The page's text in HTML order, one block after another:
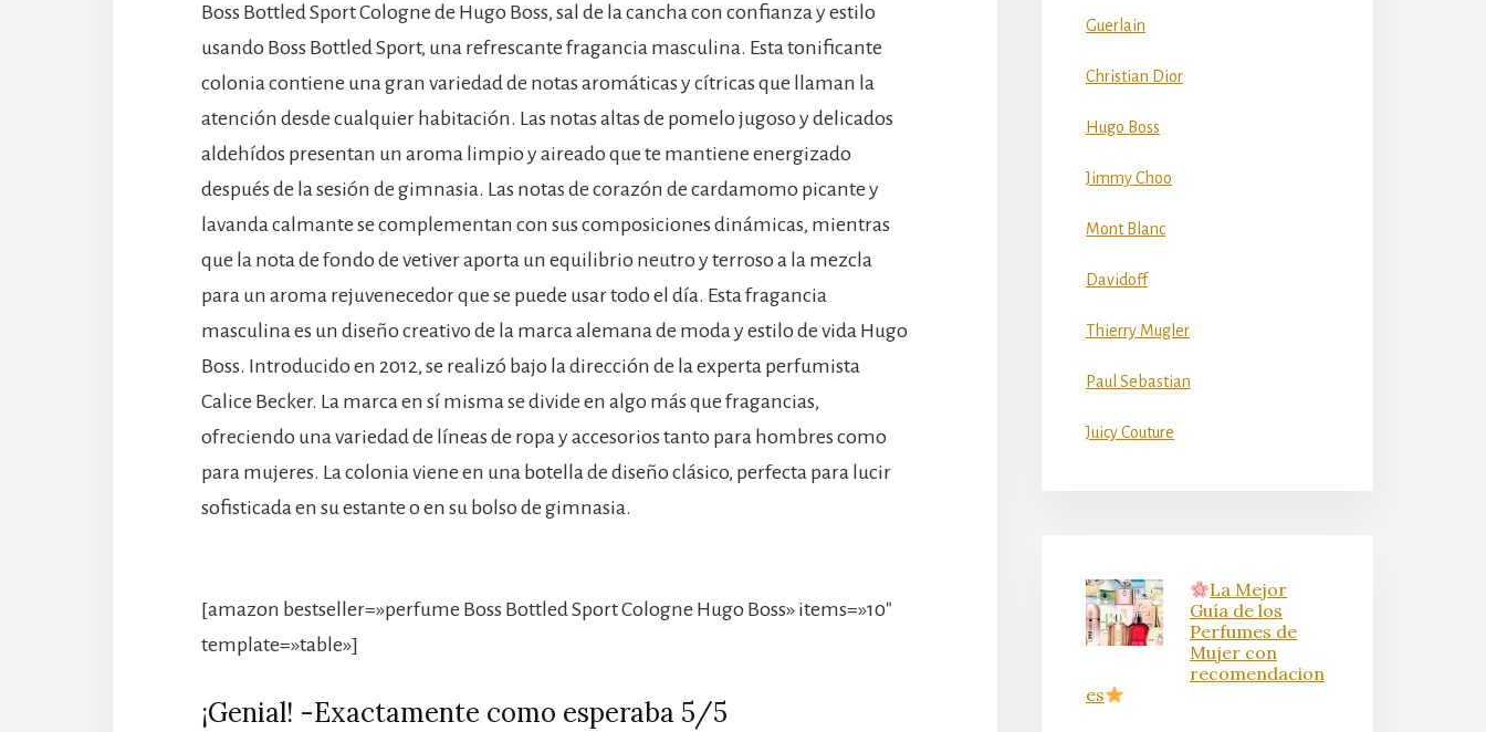
Boss Bottled Sport Cologne de Hugo Boss, sal de la cancha con confianza y estilo
usando Boss Bottled Sport, una refrescante fragancia masculina. Esta tonificante
colonia contiene una gran variedad de notas aromáticas y cítricas que llaman la
atención desde cualquier habitación. Las notas altas de pomelo jugoso y delicados
aldehídos presentan un aroma limpio y aireado que te mantiene energizado
después de la sesión de gimnasia. Las notas de corazón de cardamomo picante y
lavanda calmante se complementan con sus composiciones dinámicas, mientras
que la nota de fondo de vetiver aporta un equilibrio neutro y terroso a la mezcla
para un aroma rejuvenecedor que se puede usar todo el día. Esta fragancia
masculina es un diseño creativo de la marca alemana de moda y estilo de vida Hugo
Boss. Introducido en 2012, se realizó bajo la dirección de la experta perfumista
Calice Becker. La marca en sí misma se divide en algo más que fragancias,
ofreciendo una variedad de líneas de ropa y accesorios tanto para hombres como
para mujeres. La colonia viene en una botella de diseño clásico, perfecta para lucir
sofisticada en su estante o en su bolso de gimnasia.
[amazon bestseller=»perfume Boss Bottled Sport Cologne Hugo Boss» items=»10″
template=»table»]
¡Genial! -Exactamente como esperaba 5/5
Guerlain
Christian Dior
Hugo Boss
Jimmy Choo
Mont Blanc
Davidoff
Thierry Mugler
Paul Sebastian
Juicy Couture
La Mejor
Guía de los
Perfumes de
Mujer con
recomendacion
es